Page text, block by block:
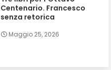
Centenario. Francesco
senza retorica
Maggio 25, 2026